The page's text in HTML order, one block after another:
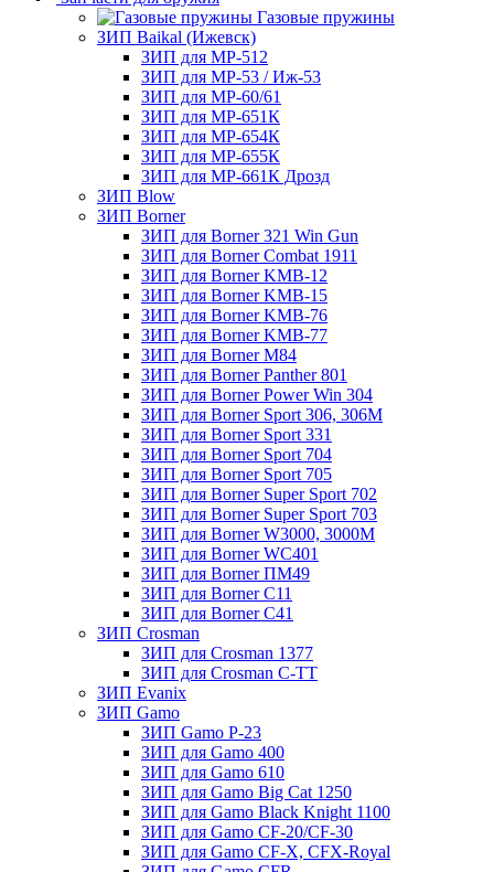
Газовые пружины
ЗИП Baikal (Ижевск)
ЗИП для МР-512
ЗИП для МР-53 / Иж-53
ЗИП для МР-60/61
ЗИП для МР-651К
ЗИП для МР-654К
ЗИП для МР-655К
ЗИП для МР-661К Дрозд
ЗИП Blow
ЗИП Borner
ЗИП для Borner 321 Win Gun
ЗИП для Borner Combat 1911
ЗИП для Borner KMB-12
ЗИП для Borner KMB-15
ЗИП для Borner KMB-76
ЗИП для Borner KMB-77
ЗИП для Borner M84
ЗИП для Borner Panther 801
ЗИП для Borner Power Win 304
ЗИП для Borner Sport 306, 306M
ЗИП для Borner Sport 331
ЗИП для Borner Sport 704
ЗИП для Borner Sport 705
ЗИП для Borner Super Sport 702
ЗИП для Borner Super Sport 703
ЗИП для Borner W3000, 3000М
ЗИП для Borner WC401
ЗИП для Borner ПМ49
ЗИП для Borner С11
ЗИП для Borner С41
ЗИП Crosman
ЗИП для Crosman 1377
ЗИП для Crosman C-TT
ЗИП Evanix
ЗИП Gamo
ЗИП Gamo P-23
ЗИП для Gamo 400
ЗИП для Gamo 610
ЗИП для Gamo Big Cat 1250
ЗИП для Gamo Black Knight 1100
ЗИП для Gamo CF-20/CF-30
ЗИП для Gamo CF-X, CFX-Royal